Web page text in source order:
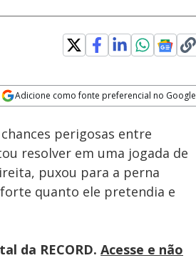
Adicione como fonte preferencial no Google
Velocidade
perigosas entre
resolver em uma jogada de
puxou para a perna
quanto ele pretendia e
da RECORD. Acesse e não